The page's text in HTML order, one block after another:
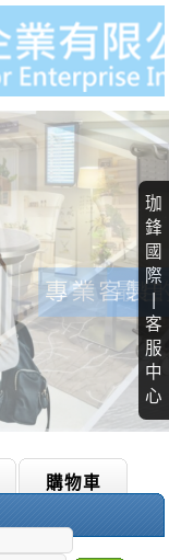
珈
鋒
國
際
客
服
中
心
購物車